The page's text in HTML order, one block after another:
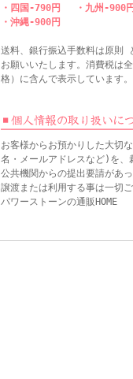
・四国-790円 ・九州-900
・沖縄-900円
送料、銀行振込手数料は原則
お願いいたします。消費税は
格）に含んで表示しています。
お客様からお預かりした大切
名・メールアドレスなど)を、
公共機関からの提出要請があ
譲渡または利用する事は一切
パワーストーンの通販HOME